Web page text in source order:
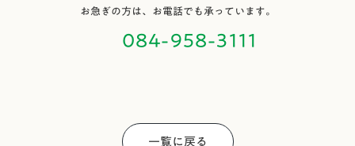
お急ぎの方は、お電話でも承っています。
084-958-3111
一覧に戻る